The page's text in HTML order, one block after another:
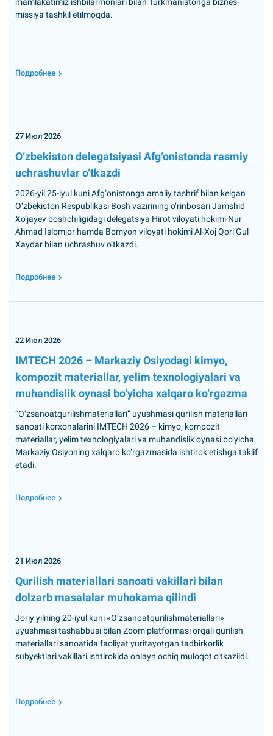
missiya tashkil etilmoqda.
Подробнее
27 Июл 2026
O‘zbekiston delegatsiyasi Afg‘onistonda rasmiy
uchrashuvlar o‘tkazdi
2026-yil 25-iyul kuni Afg‘onistonga amaliy tashrif bilan kelgan
O‘zbekiston Respublikasi Bosh vazirining o‘rinbosari Jamshid
Xo‘jayev boshchiligidagi delegatsiya Hirot viloyati hokimi Nur
Ahmad Islomjor hamda Bomyon viloyati hokimi Al-Xoj Qori Gul
Xaydar bilan uchrashuv o‘tkazdi.
Подробнее
22 Июл 2026
IMTECH 2026 – Markaziy Osiyodagi kimyo,
kompozit materiallar, yelim texnologiyalari va
muhandislik oynasi bo‘yicha xalqaro ko‘rgazma
“O‘zsanoatqurilishmateriallari” uyushmasi qurilish materiallari
sanoati korxonalarini IMTECH 2026 – kimyo, kompozit
materiallar, yelim texnologiyalari va muhandislik oynasi bo‘yicha
Markaziy Osiyoning xalqaro ko‘rgazmasida ishtirok etishga taklif
etadi.
Подробнее
21 Июл 2026
Qurilish materiallari sanoati vakillari bilan
dolzarb masalalar muhokama qilindi
Joriy yilning 20-iyul kuni «O‘zsanoatqurilishmateriallari»
uyushmasi tashabbusi bilan Zoom platformasi orqali qurilish
materiallari sanoatida faoliyat yuritayotgan tadbirkorlik
subyektlari vakillari ishtirokida onlayn ochiq muloqot o‘tkazildi.
Подробнее